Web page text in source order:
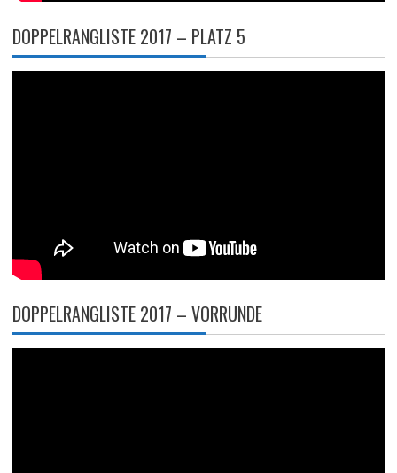
DOPPELRANGLISTE 2017 – PLATZ 5
DOPPELRANGLISTE 2017 – VORRUNDE